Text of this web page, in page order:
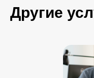
Другие